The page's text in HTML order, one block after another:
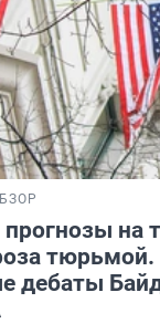
на
тюрьмой.
дебаты